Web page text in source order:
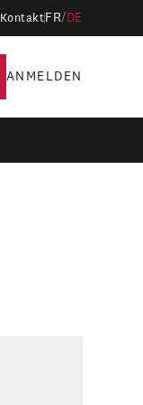
Kontakt FR/ DE
ANMELDEN